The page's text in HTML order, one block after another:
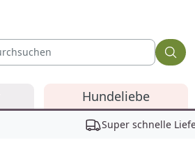
Hundeliebe
Super schnelle